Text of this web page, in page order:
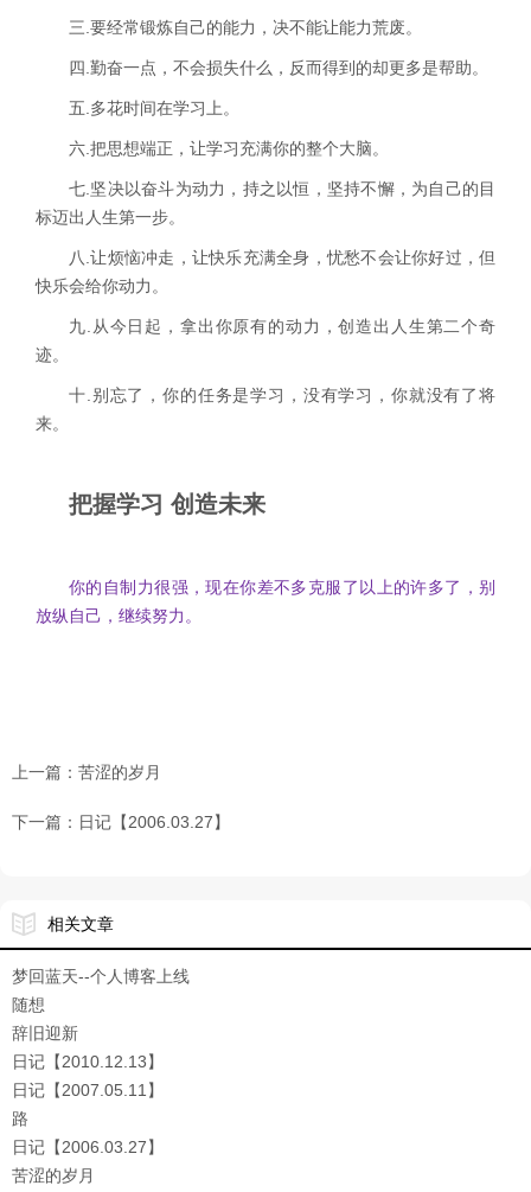
三 要经常锻炼自己的能力，决不能让能力荒废。
四 勤奋一点，不会损失什么，反而得到的却更多是帮助。
五 多花时间在学习上。
六 把思想端正，让学习充满你的整个大脑。
七 坚决以奋斗为动力，持之以恒，坚持不懈，为自己的目
标迈出人生第一步。
八 .让烦恼冲走，让快乐充满全身，忧愁不会让你好过，但
快乐会给你动力。
九 从今日起，拿出你原有的动力，创造出人生第二个奇
迹。
十 别忘了，你的任务是学习，没有学习，你就没有了将
来。
把握学习 创造未来
你的自制力很强，现在你差不多克服了以上的许多了，别
放纵自己，继续努力。
上一篇： 苦涩的岁月
下一篇： 日记【2006.03.27】
相关文章
梦回蓝天--个人博客上线
随想
辞旧迎新
日记【2010.12.13】
日记【2007.05.11】
路
日记【2006.03.27】
苦涩的岁月